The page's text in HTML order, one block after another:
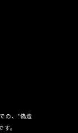
の、“偽造
す。